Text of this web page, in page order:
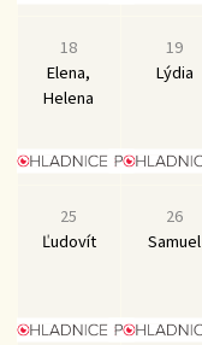
18
Elena,
Helena
19
Lýdia
25
Ľudovít
26
Samuel